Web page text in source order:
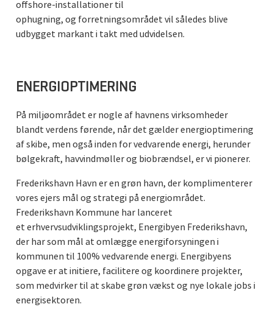
offshore-installationer til
ophugning, og forretningsområdet vil således blive
udbygget markant i takt med udvidelsen.
ENERGIOPTIMERING
På miljøområdet er nogle af havnens virksomheder
blandt verdens førende, når det gælder energioptimering
af skibe, men også inden for vedvarende energi, herunder
bølgekraft, havvindmøller og biobrændsel, er vi pionerer.
Frederikshavn Havn er en grøn havn, der komplimenterer
vores ejers mål og strategi på energiområdet.
Frederikshavn Kommune har lanceret
et erhvervsudviklingsprojekt, Energibyen Frederikshavn,
der har som mål at omlægge energiforsyningen i
kommunen til 100% vedvarende energi. Energibyens
opgave er at initiere, facilitere og koordinere projekter,
som medvirker til at skabe grøn vækst og nye lokale jobs i
energisektoren.